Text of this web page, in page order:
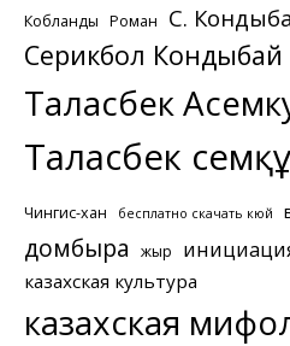
Кобланды Роман С.
Серикбол Кондыбай
Таласбек
Таласбек
Чингис-хан бесплатно скачать кюй
домбыра жыр
казахская культура
казахская